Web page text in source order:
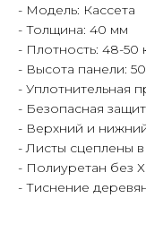
- Модель: Кассета
- Толщина: 40 мм
- Плотность: 48-50
- Высота панели:
- Уплотнительная
- Безопасная
- Верхний и
- Листы сцеплены
- Полиуретан без
- Тиснение